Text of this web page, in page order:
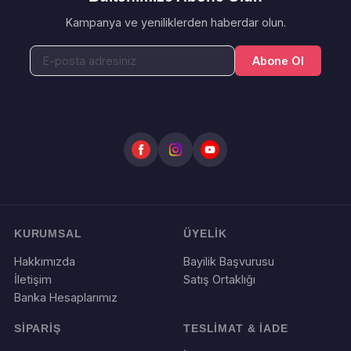
Kampanya ve yeniliklerden haberdar olun.
Abone Ol
KURUMSAL
Hakkımızda
İletişim
Banka Hesaplarımız
ÜYELİK
Bayilik Başvurusu
Satış Ortaklığı
SİPARİŞ TESLİMAT & İADE